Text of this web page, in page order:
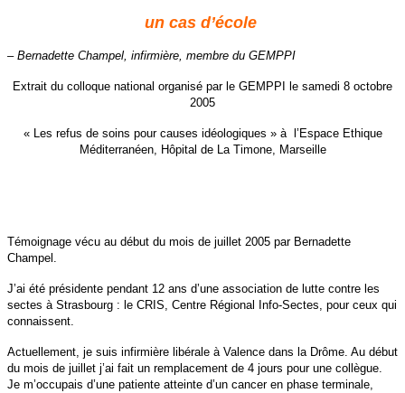
un cas d’école
– Bernadette Champel, infirmière, membre du GEMPPI
Extrait du colloque national organisé par le GEMPPI le samedi 8 octobre
2005
« Les refus de soins pour causes idéologiques » à l’Espace Ethique
Méditerranéen, Hôpital de La Timone, Marseille
Témoignage vécu au début du mois de juillet 2005 par Bernadette
Champel.
J’ai été présidente pendant 12 ans d’une association de lutte contre les
sectes à Strasbourg : le CRIS, Centre Régional Info-Sectes, pour ceux qui
connaissent.
Actuellement, je suis infirmière libérale à Valence dans la Drôme. Au début
du mois de juillet j’ai fait un remplacement de 4 jours pour une collègue.
Je m’occupais d’une patiente atteinte d’un cancer en phase terminale,